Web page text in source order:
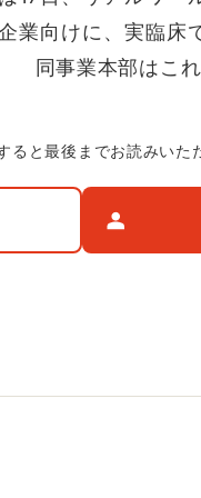
業向けに、実臨床
同事業本部はこ
ると最後までお読みいた